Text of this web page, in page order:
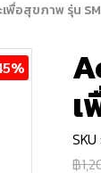
พื่อสุขภาพ รุ่น
฿